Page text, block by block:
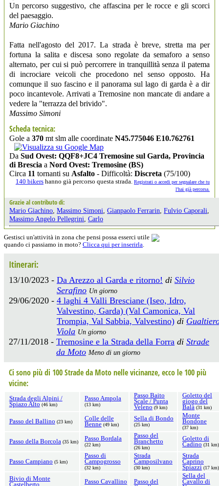
Un percorso suggestivo, che affascina per le rocce e gli scorci
del paesaggio.
Mario Giachino
Fatta nell'agosto del 2017. La strada è breve, stretta ma per
fortuna la salita e discesa sono regolate da semaforo a senso
alternato, per cui si può percorrere in tranquillità senza il patema
di incrociare veicoli che procedono nel senso opposto. Ha
comunque il suo fascino e il panorama sul lago di garda è a dir
poco incantevole. Arrivati a Tremosine non mancate di andare a
vedere la "terrazza del brivido".
Massimo Simoni
Scheda tecnica:
Gole a 370 mt slm alle coordinate N45.775046 E10.762761
Da Sud Ovest: QQF8+JC4 Tremosine sul Garda, Provincia
di Brescia a Nord Ovest: Tremosine (BS)
Circa 11 tornanti su Asfalto - Difficoltà: Discreta (75/100)
140 bikers hanno già percorso questa strada. Registrati o accedi per segnalare che tu
l'hai già percorsa.
Grazie al contributo di:
Mario Giachino Massimo Simoni Gianpaolo Ferrarin Fulvio Caporali
Massimo Angelo Pellegrini Carlo
Gestisci un'attività in zona che pensi possa esserci utile
quando ci passiamo in moto? Clicca qui per inserirla.
Itinerari:
13/10/2023 - Da Arezzo al Garda e ritorno! di Silvio
Serafino Un giorno
29/06/2020 - 4 laghi 4 Valli Bresciane (Iseo, Idro,
Valvestino, Garda) (Val Camonica, Val
Trompia, Val Sabbia, Valvestino) di
Viola Un giorno
27/11/2018 - Tremosine e la Strada della Forra di Strade
da Moto Meno di un giorno
Ci sono più di 100 Strade da Moto nelle vicinanze, ecco le 100 più
vicine:
Strada degli Alpini /
Spiazo Alto (46 km)
Passo Ampola
(13 km)
Passo Baito
Scale / Punta
Veleno (9 km)
Goletto del
giogo del
Balà (31 km)
Passo del Ballino (23 km)
Colle delle
Benne (49 km)
Sella di Bondo
(25 km)
Monte
Bondone
(37 km)
Passo della Borcola (35 km) Passo Bordala
(22 km)
Passo del
Branchetto
(26 km)
Goletto di
Cadino (31 km)
Passo Campiano (5 km)
Passo di
Campogrosso
(32 km)
Strada
Camposilvano
(30 km)
Strada
Caprino
Spiazzi (17 km)
Bivio di Monte
Castelberto
Passo Cavallino
Passo del
Sella del
Cavallo di